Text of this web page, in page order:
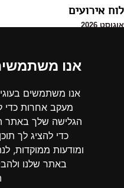
אנו
אנו משתמשים
מעקב אחרות כדי
הגלישה שלך באתר
כדי להציג לך
ומודעות ממוקדות,
באתר שלנו
לוח אירועים
אוגוסט 2026
3
4
17
18
24
25
31
לכל אירועי החודש »
ארכיון